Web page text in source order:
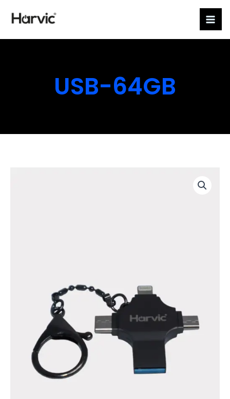
USB-64GB